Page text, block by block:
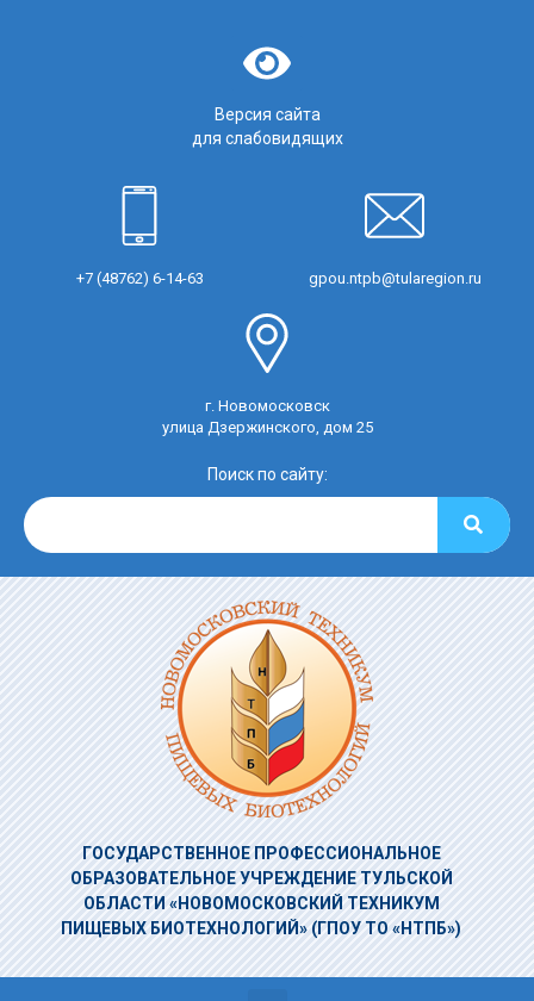
Версия сайта
для слабовидящих
+7 (48762) 6-14-63 gpou.ntpb@tularegion.ru
г. Новомосковск
улица Дзержинского, дом 25
Поиск по сайту:
ГОСУДАРСТВЕННОЕ ПРОФЕССИОНАЛЬНОЕ
ОБРАЗОВАТЕЛЬНОЕ УЧРЕЖДЕНИЕТУЛЬСКОЙ
ОБЛАСТИ «НОВОМОСКОВСКИЙ ТЕХНИКУМ
ПИЩЕВЫХ БИОТЕХНОЛОГИЙ» (ГПОУ ТО «НТПБ»)